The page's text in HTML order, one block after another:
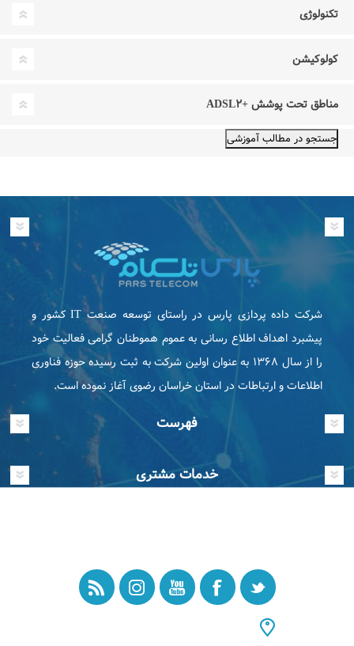
تکنولوژی
کولوکیشن
مناطق تحت پوشش +ADSL۲
شرکت داده پردازی پارس در راستای توسعه صنعت IT كشور و
پیشبرد اهداف اطلاع رسانی به عموم هموطنان گرامی فعاليت خود
را از سال ۱۳۶۸ به عنوان اولین شرکت به ثبت رسیده حوزه فناوری
اطلاعات و ارتباطات در استان خراسان رضوی آغاز نموده است.
فهرست
خدمات مشتری